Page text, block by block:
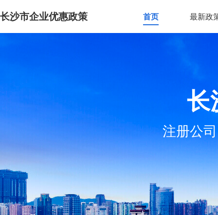
长沙市企业优惠政策 首页 最新政
长
注册公